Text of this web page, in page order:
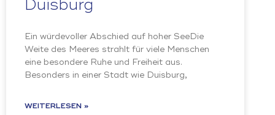
Duisburg
Ein würdevoller Abschied auf hoher SeeDie
Weite des Meeres strahlt für viele Menschen
eine besondere Ruhe und Freiheit aus.
Besonders in einer Stadt wie Duisburg,
WEITERLESEN »